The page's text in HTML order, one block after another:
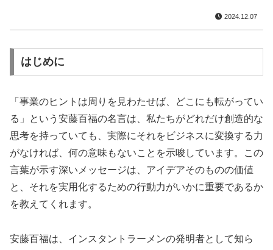
2024.12.07
はじめに
「事業のヒントは周りを見わたせば、どこにも転がってい
る」という安藤百福の名言は、私たちがどれだけ創造的な
思考を持っていても、実際にそれをビジネスに変換する力
がなければ、何の意味もないことを示唆しています。この
言葉が示す深いメッセージは、アイデアそのものの価値
と、それを実用化するための行動力がいかに重要であるか
を教えてくれます。
安藤百福は、インスタントラーメンの発明者として知ら